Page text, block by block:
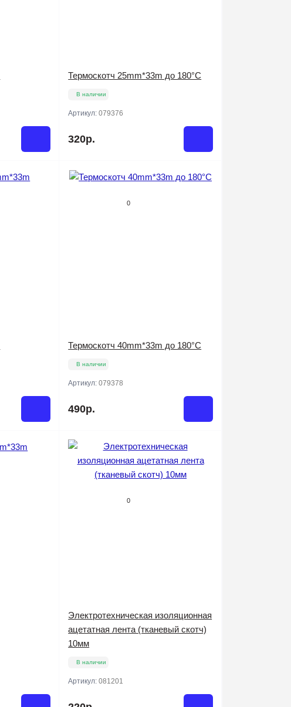
Термоскотч 25mm*33m до 180°C
В наличии
Артикул:079376
320р.
0
Термоскотч 40mm*33m до 180°C
В наличии
Артикул:079378
490р.
0
Электротехническая изоляционная
ацетатная лента (тканевый скотч)
10мм
В наличии
Артикул:081201